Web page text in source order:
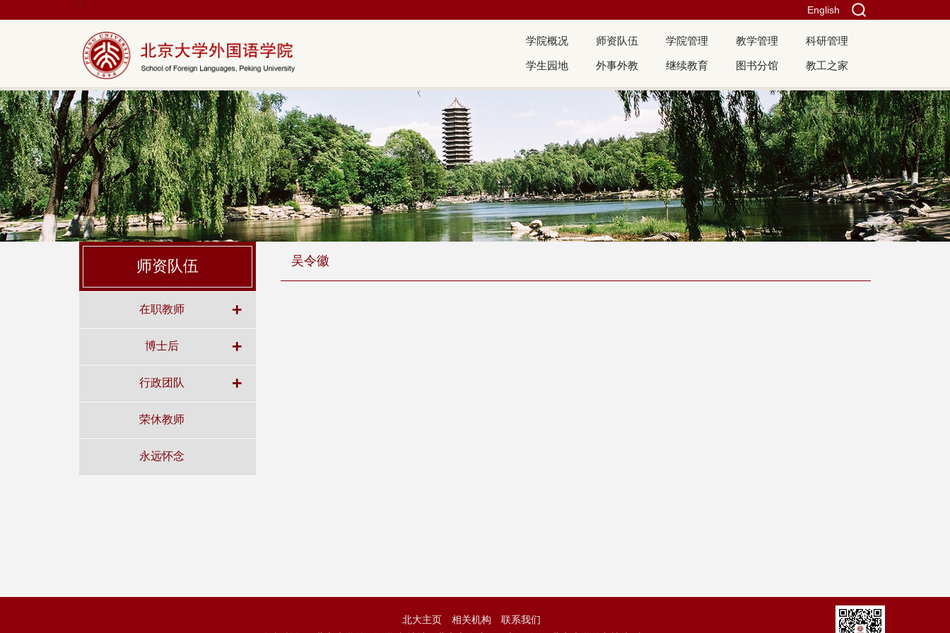
English
|
学院概况 师资队伍 学院管理 教学管理 科研管理
学生园地 外事外教 继续教育 图书分馆 教工之家
师资队伍
在职教师 +
博士后 +
行政团队 +
荣休教师
永远怀念
吴令徽
北大主页 相关机构
联系我们